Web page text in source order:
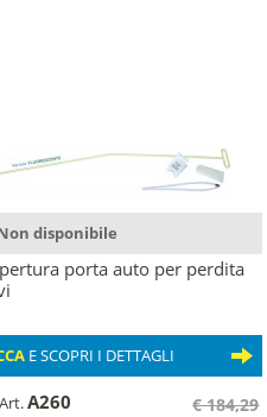
disponibile
porta auto per perdita
E SCOPRI I DETTAGLI
A260 € 184,29